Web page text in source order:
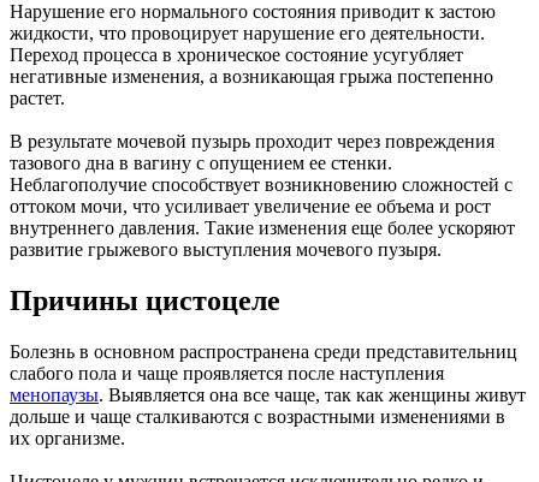
Нарушение его нормального состояния приводит к застою
жидкости, что провоцирует нарушение его деятельности.
Переход процесса в хроническое состояние усугубляет
негативные изменения, а возникающая грыжа постепенно
растет.
В результате мочевой пузырь проходит через повреждения
тазового дна в вагину с опущением ее стенки.
Неблагополучие способствует возникновению сложностей с
оттоком мочи, что усиливает увеличение ее объема и рост
внутреннего давления. Такие изменения еще более ускоряют
развитие грыжевого выступления мочевого пузыря.
Причины цистоцеле
Болезнь в основном распространена среди представительниц
слабого пола и чаще проявляется после наступления
менопаузы. Выявляется она все чаще, так как женщины живут
дольше и чаще сталкиваются с возрастными изменениями в
их организме.